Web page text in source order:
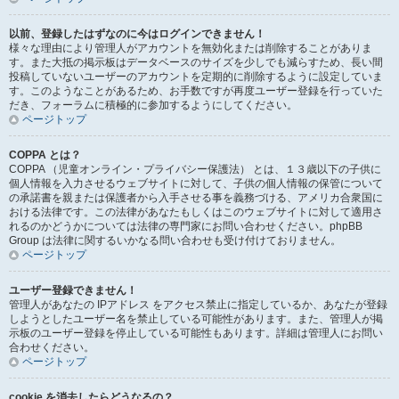
以前、登録したはずなのに今はログインできません！
様々な理由により管理人がアカウントを無効化または削除することがありま
す。また大抵の掲示板はデータベースのサイズを少しでも減らすため、長い間
投稿していないユーザーのアカウントを定期的に削除するように設定していま
す。このようなことがあるため、お手数ですが再度ユーザー登録を行っていた
だき、フォーラムに積極的に参加するようにしてください。
ページトップ
COPPA とは？
COPPA （児童オンライン・プライバシー保護法） とは、１３歳以下の子供に
個人情報を入力させるウェブサイトに対して、子供の個人情報の保管について
の承諾書を親または保護者から入手させる事を義務づける、アメリカ合衆国に
おける法律です。この法律があなたもしくはこのウェブサイトに対して適用さ
れるのかどうかについては法律の専門家にお問い合わせください。phpBB
Group は法律に関するいかなる問い合わせも受け付けておりません。
ページトップ
ユーザー登録できません！
管理人があなたの IPアドレス をアクセス禁止に指定しているか、あなたが登録
しようとしたユーザー名を禁止している可能性があります。また、管理人が掲
示板のユーザー登録を停止している可能性もあります。詳細は管理人にお問い
合わせください。
ページトップ